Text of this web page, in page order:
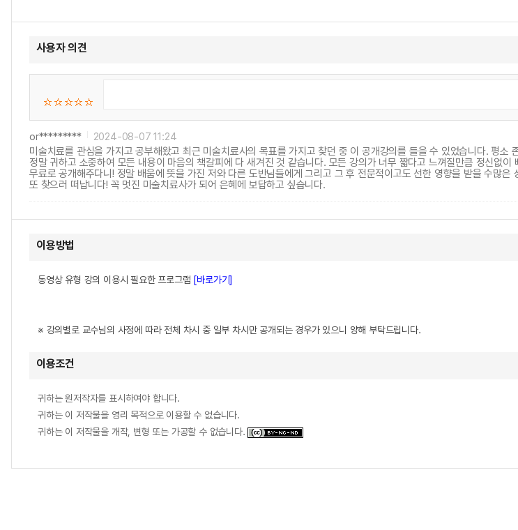
사용자 의견
or*********
2024-08-07 11:24
미술치료를 관심을 가지고 공부해왔고 최근 미술치료사의 목표를 가지고 찾던 중 이 공개강의를 들을 수 있었습니다. 평
정말 귀하고 소중하여 모든 내용이 마음의 책갈피에 다 새겨진 것 같습니다. 모든 강의가 너무 짧다고 느껴질만큼 정신없
무료로 공개해주다니! 정말 배움에 뜻을 가진 저와 다른 도반님들에게 그리고 그 후 전문적이고도 선한 영향을 받을 수많
또 찾으러 떠납니다! 꼭 멋진 미술치료사가 되어 은혜에 보답하고 싶습니다.
이용방법
동영상 유형 강의 이용시 필요한 프로그램 [바로가기]
※ 강의별로 교수님의 사정에 따라 전체 차시 중 일부 차시만 공개되는 경우가 있으니 양해 부탁드립니다.
이용조건
귀하는 원저작자를 표시하여야 합니다.
귀하는 이 저작물을 영리 목적으로 이용할 수 없습니다.
귀하는 이 저작물을 개작, 변형 또는 가공할 수 없습니다.